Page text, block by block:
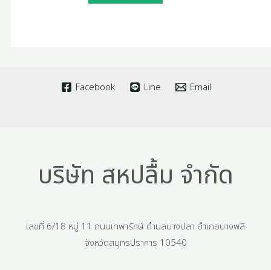
Facebook Line Email
บริษัท สหปลื้ม จำกัด
เลขที่ 6/18 หมู่ 11 ถนนเทพารักษ์ ตำบลบางปลา อำเภอบางพลี
จังหวัดสมุทรปราการ 10540